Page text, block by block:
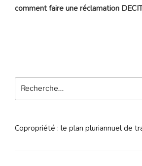
suivant
comment faire une réclamation
pour
Copropriété : le plan pluriannuel de